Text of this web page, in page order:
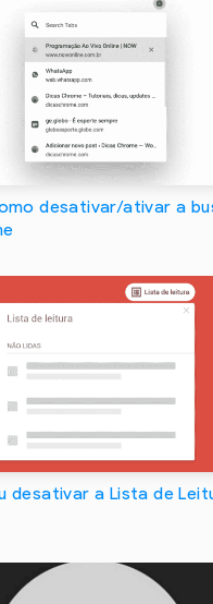
desativar/ativar a
desativar a Lista de